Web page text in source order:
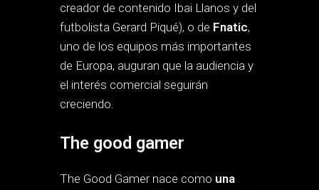
creador de contenido Ibai Llanos y del
futbolista Gerard Piqué), o de Fnatic,
uno de los equipos más importantes
de Europa, auguran que la audiencia y
el interés comercial seguirán
creciendo.
The good gamer
The Good Gamer nace como una